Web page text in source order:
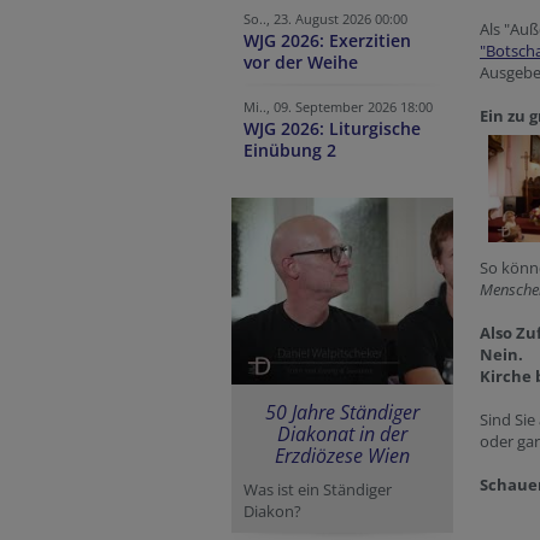
So.., 23. August 2026 00:00
WJG 2026: Exerzitien
vor der Weihe
Mi.., 09. September 2026 18:00
WJG 2026: Liturgische
Einübung 2
50 Jahre Ständiger
Diakonat in der
Erzdiözese Wien
Was ist ein Ständiger
Diakon?
Als
Ein zu
So
Also
Nein.
Kirche
Sind
oder